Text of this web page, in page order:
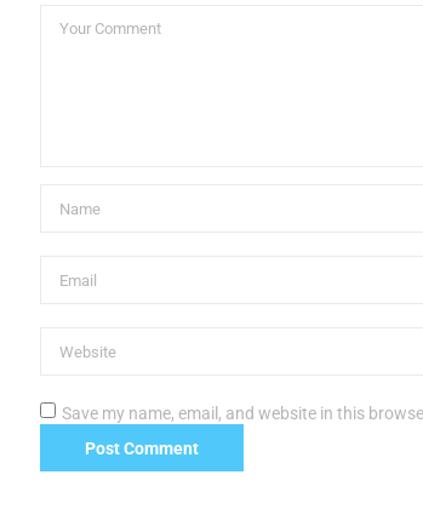
Save my name, email, and website in this